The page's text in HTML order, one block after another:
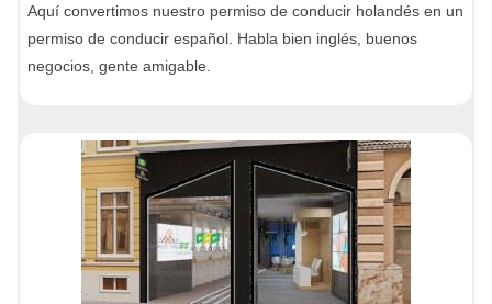
Aquí convertimos nuestro permiso de conducir holandés en un
permiso de conducir español. Habla bien inglés, buenos
negocios, gente amigable.